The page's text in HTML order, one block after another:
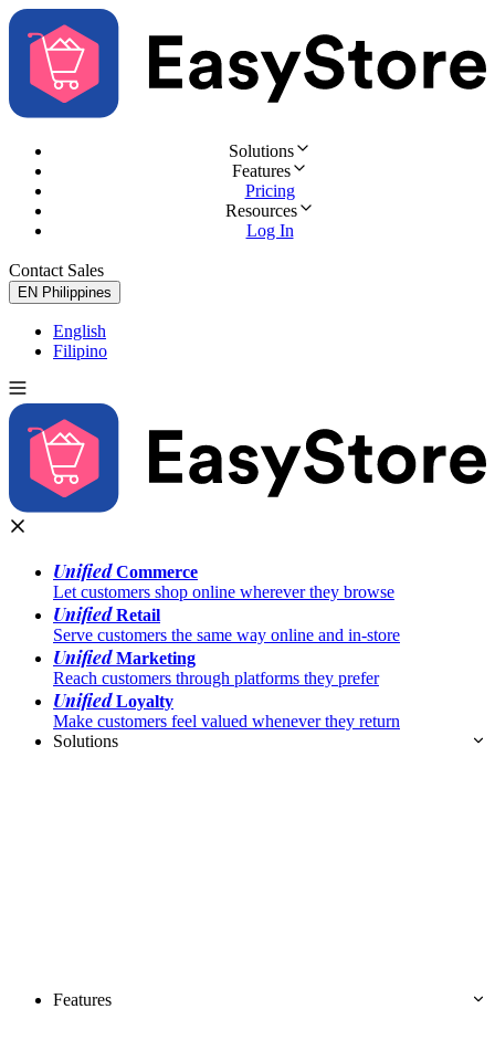
Solutions
Features
Pricing
Resources
Log In
Contact Sales
EN Philippines
English
Filipino
UnifiedCommerce
Let customers shop online wherever they browse
UnifiedRetail
Serve customers the same way online and in-store
UnifiedMarketing
Reach customers through platforms they prefer
UnifiedLoyalty
Make customers feel valued whenever they return
Solutions
Features